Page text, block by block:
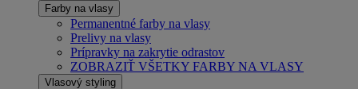
Farby na vlasy
Permanentné farby na vlasy
Prelivy na vlasy
Prípravky na zakrytie odrastov
ZOBRAZIŤ VŠETKY FARBY NA VLASY
Vlasový styling